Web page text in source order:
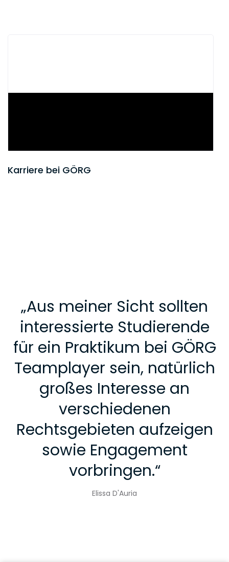
Karriere bei GÖRG
„Aus meiner Sicht sollten
interessierte Studierende
für ein Praktikum bei GÖRG
Teamplayer sein, natürlich
großes Interesse an
verschiedenen
Rechtsgebieten aufzeigen
sowie Engagement
vorbringen.“
Elissa D'Auria